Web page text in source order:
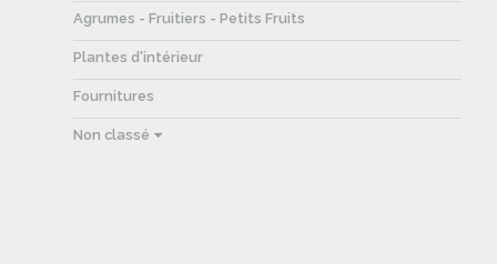
Agrumes - Fruitiers - Petits Fruits
Plantes d'intérieur
Fournitures
Non classé